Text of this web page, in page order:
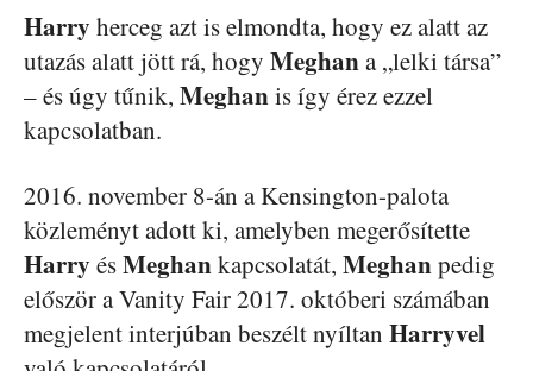
Harry herceg azt is elmondta, hogy ez alatt az
utazás alatt jött rá, hogy Meghana „lelki társa”
– és úgy tűnik, Meghanis így érez ezzel
kapcsolatban.
2016. november 8-án a Kensington-palota
közleményt adott ki, amelyben megerősítette
Harry ésMeghankapcsolatát, Meghanpedig
először a Vanity Fair 2017. októberi számában
megjelent interjúban beszélt nyíltan Harryvel